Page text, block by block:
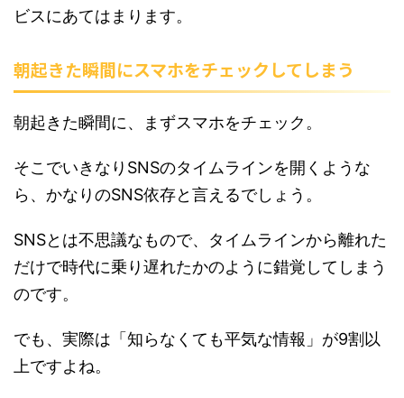
ビスにあてはまります。
朝起きた瞬間にスマホをチェックしてしまう
朝起きた瞬間に、まずスマホをチェック。
そこでいきなりSNSのタイムラインを開くような
ら、かなりのSNS依存と言えるでしょう。
SNSとは不思議なもので、タイムラインから離れた
だけで時代に乗り遅れたかのように錯覚してしまう
のです。
でも、実際は「知らなくても平気な情報」が9割以
上ですよね。